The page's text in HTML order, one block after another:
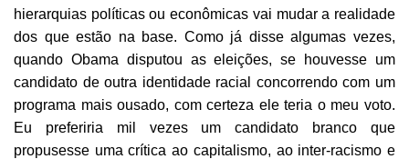
hierarquias políticas ou econômicas vai mudar a realidade
dos que estão na base. Como já disse algumas vezes,
quando Obama disputou as eleições, se houvesse um
candidato de outra identidade racial concorrendo com um
programa mais ousado, com certeza ele teria o meu voto.
Eu preferiria mil vezes um candidato branco que
propusesse uma crítica ao capitalismo, ao inter-racismo e